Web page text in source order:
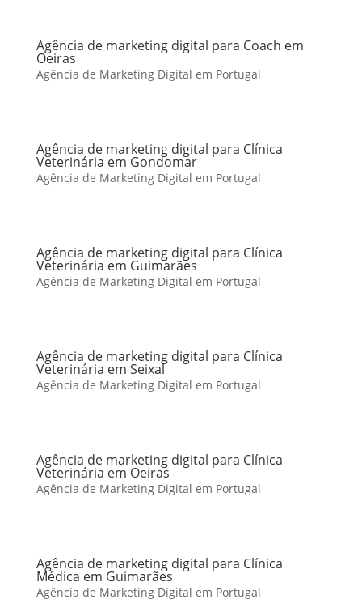
Agência de marketing digital para Coach em
Oeiras
Agência de Marketing Digital em Portugal
Agência de marketing digital para Clínica
Veterinária em Gondomar
Agência de Marketing Digital em Portugal
Agência de marketing digital para Clínica
Veterinária em Guimarães
Agência de Marketing Digital em Portugal
Agência de marketing digital para Clínica
Veterinária em Seixal
Agência de Marketing Digital em Portugal
Agência de marketing digital para Clínica
Veterinária em Oeiras
Agência de Marketing Digital em Portugal
Agência de marketing digital para Clínica
Médica em Guimarães
Agência de Marketing Digital em Portugal